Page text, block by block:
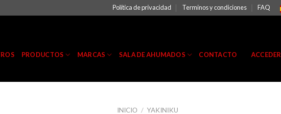
Política de privacidad Terminos y condiciones FAQ
PRODUCTOS MARCAS SALA DE AHUMADOS CONTACTO ACCEDER
INICIO / YAKINIKU